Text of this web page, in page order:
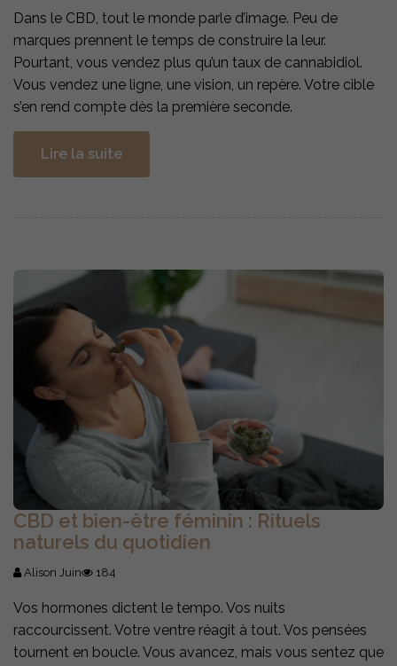
Dans le CBD, tout le monde parle d’image. Peu de
marques prennent le temps de construire la leur.
Pourtant, vous vendez plus qu’un taux de cannabidiol.
Vous vendez une ligne, une vision, un repère. Votre cible
s’en rend compte dès la première seconde.
Lire la suite
CBD et bien-être féminin : Rituels
naturels du quotidien
Alison Juin 184
Vos hormones dictent le tempo. Vos nuits
raccourcissent. Votre ventre réagit à tout. Vos pensées
tournent en boucle. Vous avancez, mais vous sentez que